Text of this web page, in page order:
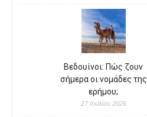
Βεδουίνοι: Πώς ζουν
σήμερα οι νομάδες της
ερήμου;
27 Ιουλίου 2026